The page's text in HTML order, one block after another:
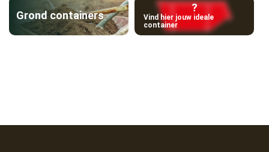
Grond containers
?
Vind hier jouw ideale
container